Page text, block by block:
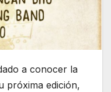
a conocer la
próxima edición,